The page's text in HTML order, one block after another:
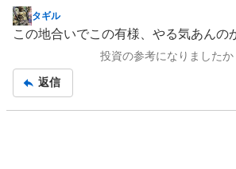
い
0
強
く
売
掲
示
事
タギル
この地合いでこの有様、やる気あんの
投資の参考になりましたか
返信